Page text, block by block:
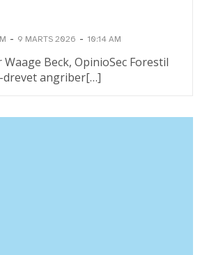
- 9 MARTS 2026 - 10:14 AM
Beck, OpinioSec Forestil
drevet angriber[…]